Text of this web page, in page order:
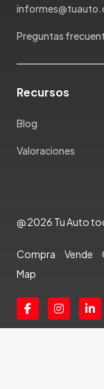
Preguntas
Recursos
Blog
Valoraciones
@ 2026 Tu Auto
Compra Vende
Map